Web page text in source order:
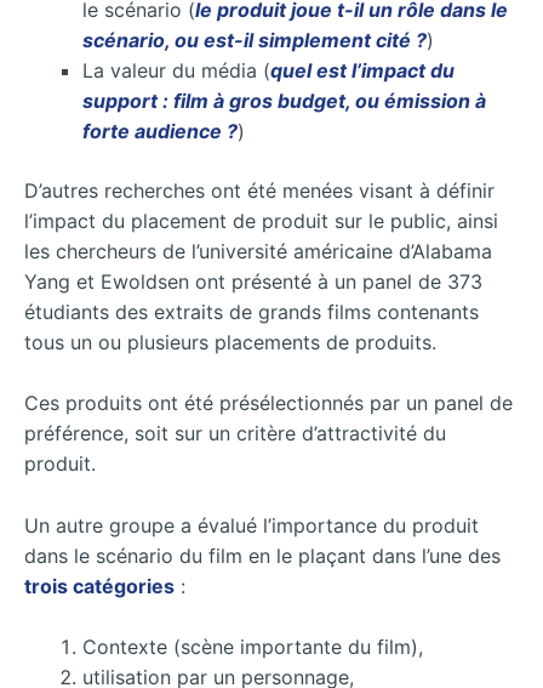
le scénario (le produit joue t-il un rôle dans le
scénario, ou est-il simplement cité ?)
La valeur du média (quel est l’impact du
support : film à gros budget, ou émission à
forte audience ?)
D’autres recherches ont été menées visant à définir
l’impact du placement de produit sur le public, ainsi
les chercheurs de l’université américaine d’Alabama
Yang et Ewoldsen ont présenté à un panel de 373
étudiants des extraits de grands films contenants
tous un ou plusieurs placements de produits.
Ces produits ont été présélectionnés par un panel de
préférence, soit sur un critère d’attractivité du
produit.
Un autre groupe a évalué l’importance du produit
dans le scénario du film en le plaçant dans l’une des
trois catégories :
Contexte (scène importante du film),
utilisation par un personnage,